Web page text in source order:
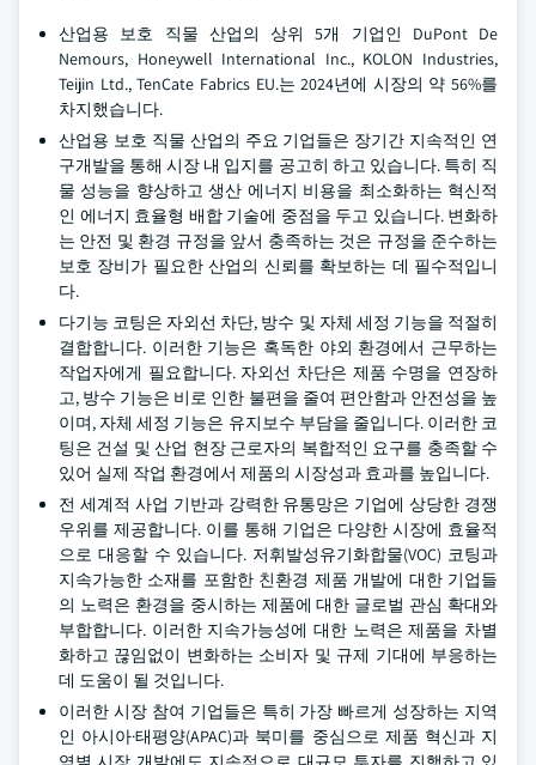
산업용 보호 직물 산업의 상위 5개 기업인 DuPont De
Nemours, Honeywell International Inc., KOLON Industries,
Teijin Ltd., TenCate Fabrics EU.는 2024년에 시장의 약 56%를
차지했습니다.
산업용 보호 직물 산업의 주요 기업들은 장기간 지속적인 연
구개발을 통해 시장 내 입지를 공고히 하고 있습니다. 특히 직
물 성능을 향상하고 생산 에너지 비용을 최소화하는 혁신적
인 에너지 효율형 배합 기술에 중점을 두고 있습니다. 변화하
는 안전 및 환경 규정을 앞서 충족하는 것은 규정을 준수하는
보호 장비가 필요한 산업의 신뢰를 확보하는 데 필수적입니
다.
다기능 코팅은 자외선 차단, 방수 및 자체 세정 기능을 적절히
결합합니다. 이러한 기능은 혹독한 야외 환경에서 근무하는
작업자에게 필요합니다. 자외선 차단은 제품 수명을 연장하
고, 방수 기능은 비로 인한 불편을 줄여 편안함과 안전성을 높
이며, 자체 세정 기능은 유지보수 부담을 줄입니다. 이러한 코
팅은 건설 및 산업 현장 근로자의 복합적인 요구를 충족할 수
있어 실제 작업 환경에서 제품의 시장성과 효과를 높입니다.
전 세계적 사업 기반과 강력한 유통망은 기업에 상당한 경쟁
우위를 제공합니다. 이를 통해 기업은 다양한 시장에 효율적
으로 대응할 수 있습니다. 저휘발성유기화합물(VOC) 코팅과
지속가능한 소재를 포함한 친환경 제품 개발에 대한 기업들
의 노력은 환경을 중시하는 제품에 대한 글로벌 관심 확대와
부합합니다. 이러한 지속가능성에 대한 노력은 제품을 차별
화하고 끊임없이 변화하는 소비자 및 규제 기대에 부응하는
데 도움이 될 것입니다.
이러한 시장 참여 기업들은 특히 가장 빠르게 성장하는 지역
인 아시아·태평양(APAC)과 북미를 중심으로 제품 혁신과 지